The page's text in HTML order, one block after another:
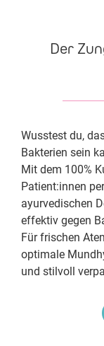
Der
Wusstest du,
Bakterien sein
Mit dem 100%
Patient:innen
ayurvedischen
effektiv gegen
Für frischen
optimale
und stilvoll